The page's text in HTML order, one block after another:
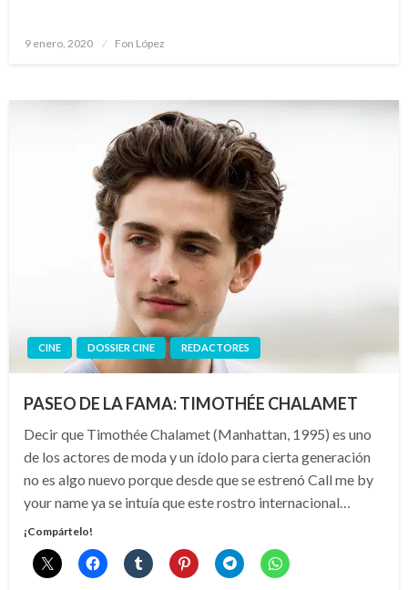
Publicado
9 enero, 2020 Fon López
CINE DOSSIER CINE REDACTORES
PASEO DE LA FAMA: TIMOTHÉE CHALAMET
Decir que Timothée Chalamet (Manhattan, 1995) es uno
de los actores de moda y un ídolo para cierta generación
no es algo nuevo porque desde que se estrenó Call me by
your name ya se intuía que este rostro internacional…
¡Compártelo!